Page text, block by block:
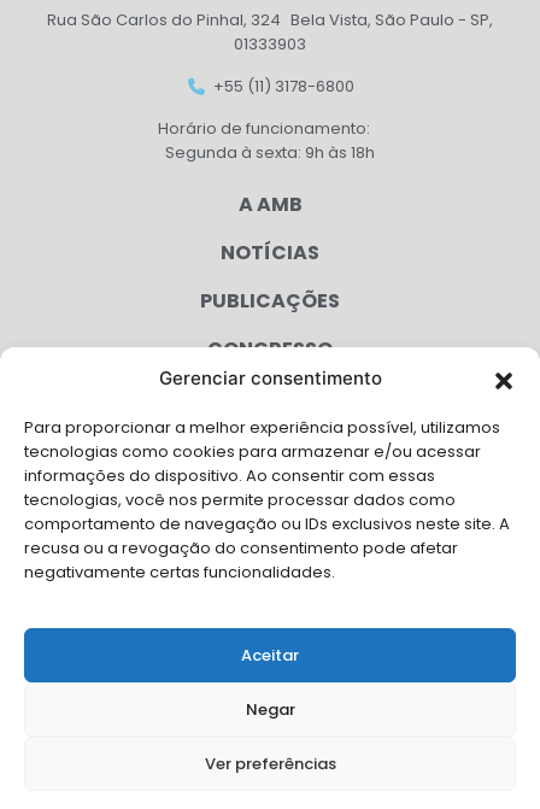
Gerenciar consentimento
Para proporcionar a melhor experiência possível, utilizamos
tecnologias como cookies para armazenar e/ou acessar
informações do dispositivo. Ao consentir com essas
tecnologias, você nos permite processar dados como
comportamento de navegação ou IDs exclusivos neste site. A
recusa ou a revogação do consentimento pode afetar
negativamente certas funcionalidades.
Aceitar
Negar
Ver preferências
Rua São Carlos do Pinhal, 324 Bela Vista, São Paulo - SP,
01333903
+55 (11) 3178-6800
Horário de funcionamento:
Segunda à sexta: 9h às 18h
A AMB
NOTÍCIAS
PUBLICAÇÕES
CONGRESSO
CAMPANHAS
SERVIÇOS
FILIADAS
FALE CONOSCO
Solicite Apoio Institucional da AMB para o seu evento